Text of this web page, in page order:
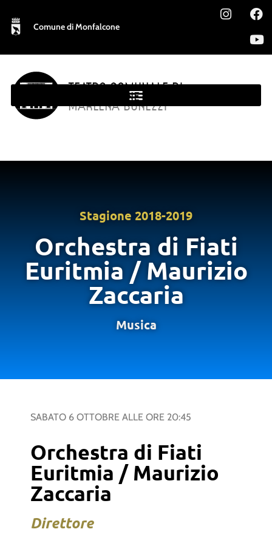
Comune di Monfalcone
TEATRO COMUNALE DI
MONFALCONE
MARLENA BONEZZI
Stagione 2018-2019
Orchestra di Fiati
Euritmia / Maurizio
Zaccaria
Musica
SABATO 6 OTTOBRE ALLE ORE 20:45
Orchestra di Fiati
Euritmia / Maurizio
Zaccaria
Direttore